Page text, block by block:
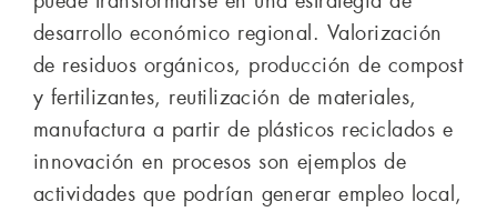
desarrollo económico regional. Valorización
de residuos orgánicos, producción de compost
y fertilizantes, reutilización de materiales,
manufactura a partir de plásticos reciclados e
innovación en procesos son ejemplos de
actividades que podrían generar empleo local,